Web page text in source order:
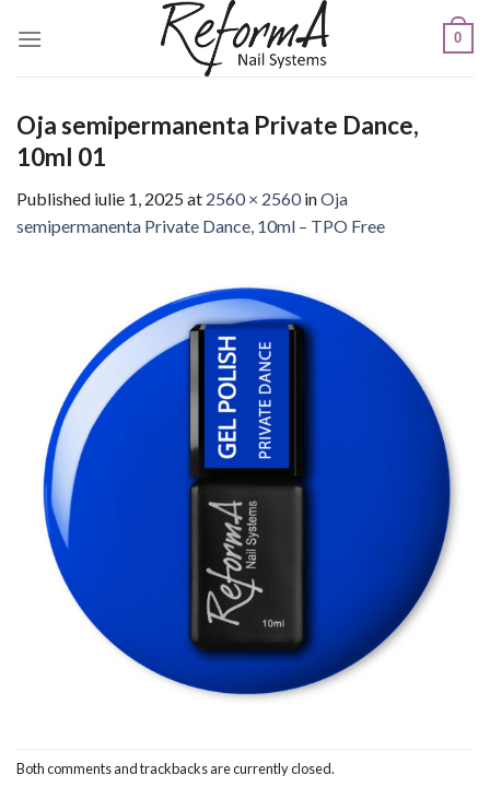
0
Oja semipermanenta Private Dance,
10ml 01
Published iulie 1, 2025at 2560 × 2560inOja
semipermanenta Private Dance, 10ml – TPO Free
Both comments and trackbacks are currently closed.